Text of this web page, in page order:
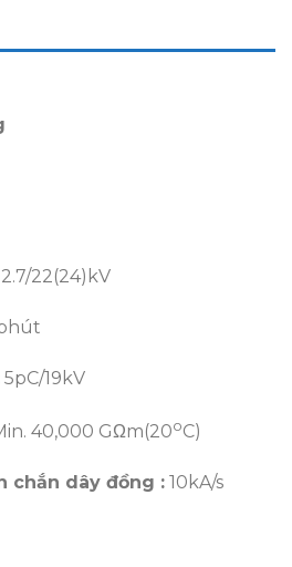
22(24)kV
5pC/19kV
40,000 GΩm(20oC)
chắn dây đồng : 10kA/s